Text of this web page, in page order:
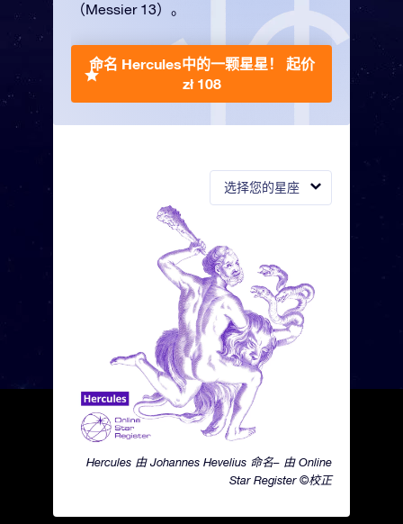
选择您的星座
Hercules 由 Johannes Hevelius 命名– 由 Online
Star Register ©校正
（Messier 13）。
命名 Hercules中的一颗星星！ 起价
zł 108